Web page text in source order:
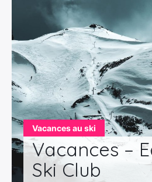
Vacances au ski
Vacances –
Ski Club